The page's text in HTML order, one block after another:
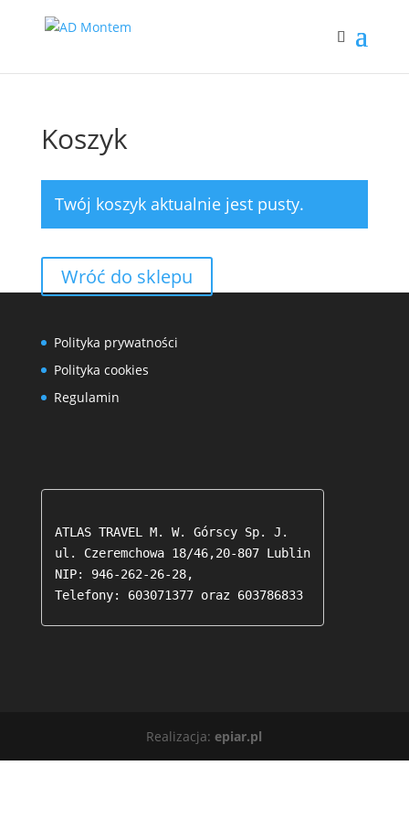
Koszyk
Twój koszyk aktualnie jest pusty.
Wróć do sklepu
Polityka prywatności
Polityka cookies
Regulamin
ATLAS TRAVEL M. W. Górscy Sp. J.
ul. Czeremchowa 18/46,20-807 Lublin
NIP: 946-262-26-28,
Telefony: 603071377 oraz 603786833
Realizacja:epiar.pl